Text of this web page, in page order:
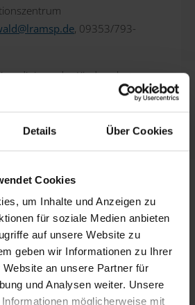
Details Über Cookies
Cookies
um Inhalte und Anzeigen zu
für soziale Medien anbieten
auf unsere Website zu
geben wir Informationen zu Ihrer
an unsere Partner für
und Analysen weiter. Unsere
möglicherweise mit
lramsp.de, 09353/793-
Kinderschutz
lramsp.de, 09353/793-1450